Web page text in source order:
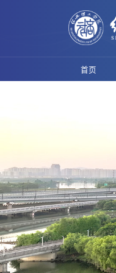
首页